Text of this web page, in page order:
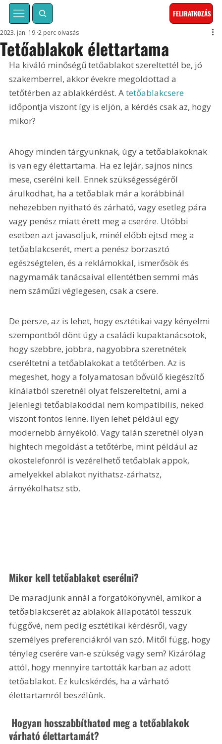
FELIRATKOZÁS
Tetőablakok élettartama
2023. jan. 19. 2 perc olvasás
Ha kiváló minőségű tetőablakot szereltettél be, jó
szakemberrel, akkor évekre megoldottad a
tetőtérben az ablakkérdést. A tetőablakcsere
időpontja viszont így is eljön, a kérdés csak az, hogy
mikor?
Ahogy minden tárgyunknak, úgy a tetőablakoknak
is van egy élettartama. Ha ez lejár, sajnos nincs
mese, cserélni kell. Ennek szükségességéről
árulkodhat, ha a tetőablak már a korábbinál
nehezebben nyitható és zárható, vagy esetleg pára
vagy penész miatt érett meg a cserére. Utóbbi
esetben azt javasoljuk, minél előbb ejtsd meg a
tetőablakcserét, mert a penész borzasztó
egészségtelen, és a reklámokkal, ismerősök és
nagymamák tanácsaival ellentétben semmi más
nem száműzi véglegesen, csak a csere.
De persze, az is lehet, hogy esztétikai vagy kényelmi
szempontból dönt úgy a családi kupaktanácsotok,
hogy szebbre, jobbra, nagyobbra szeretnétek
cseréltetni a tetőablakokat a tetőtérben. Az is
megeshet, hogy a folyamatosan bővülő kiegészítő
kínálatból szeretnél olyat felszereltetni, ami a
jelenlegi tetőablakoddal nem kompatibilis, neked
viszont fontos lenne. Ilyen lehet például egy
modernebb árnyékoló. Vagy talán szeretnél olyan
hightech megoldást a tetőtérbe, mint például az
okostelefonról is vezérelhető tetőablak appok,
amelyekkel ablakot nyithatsz-zárhatsz,
árnyékolhatsz stb.
Mikor kell tetőablakot cserélni?
De maradjunk annál a forgatókönyvnél, amikor a
tetőablakcserét az ablakok állapotától tesszük
függővé, nem pedig esztétikai kérdésről, vagy
személyes preferenciákról van szó. Mitől függ, hogy
tényleg cserére van-e szükség vagy sem? Kizárólag
attól, hogy mennyire tartották karban az adott
tetőablakot. Ez kulcskérdés, ha a várható
élettartamról beszélünk.
Hogyan hosszabbíthatod meg a tetőablakok
várható élettartamát?